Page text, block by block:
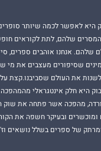
היא לאפשר לכמה שיותר
שלהם, לתת לקוראים
שלהם. אנחנו אוהבים ספרים,
שסיפורים מעצבים את מי
את העולם שסביבנו.קצת
היא חלק אינטגראלי
מהפכה אשר פתחה את שוק
ומוכשרים ובעיקר חשפה את
של ספרים בשלל נושאים